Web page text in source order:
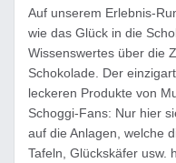
Auf unserem Erlebnis-
wie das Glück in die
Wissenswertes über die
Schokolade. Der
leckeren Produkte von
Schoggi-Fans: Nur hier
auf die Anlagen, welche
Tafeln, Glückskäfer usw.